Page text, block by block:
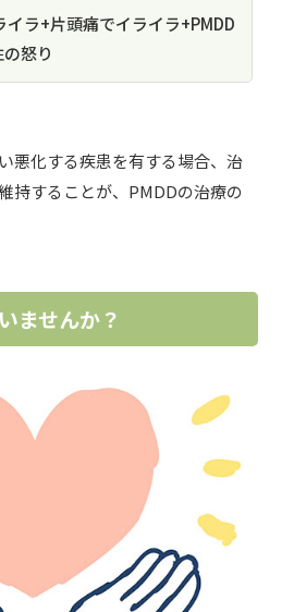
ラ+片頭痛でイライラ+PMDD
怒り
悪化する疾患を有する場合、治
持することが、PMDDの治療の
ませんか？